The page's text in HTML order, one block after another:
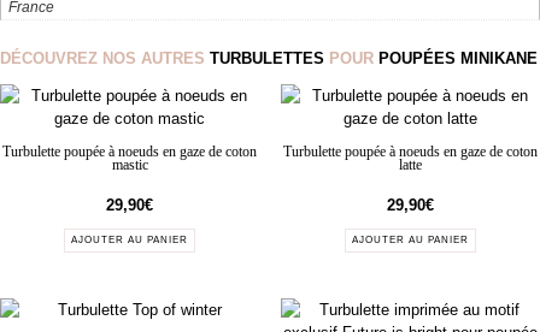
France
DÉCOUVREZ NOS AUTRES TURBULETTES POUR POUPÉES MINIKANE
Turbulette poupée à noeuds en gaze de coton
mastic
29,90€
AJOUTER AU PANIER
Turbulette poupée à noeuds en gaze de coton
latte
29,90€
AJOUTER AU PANIER